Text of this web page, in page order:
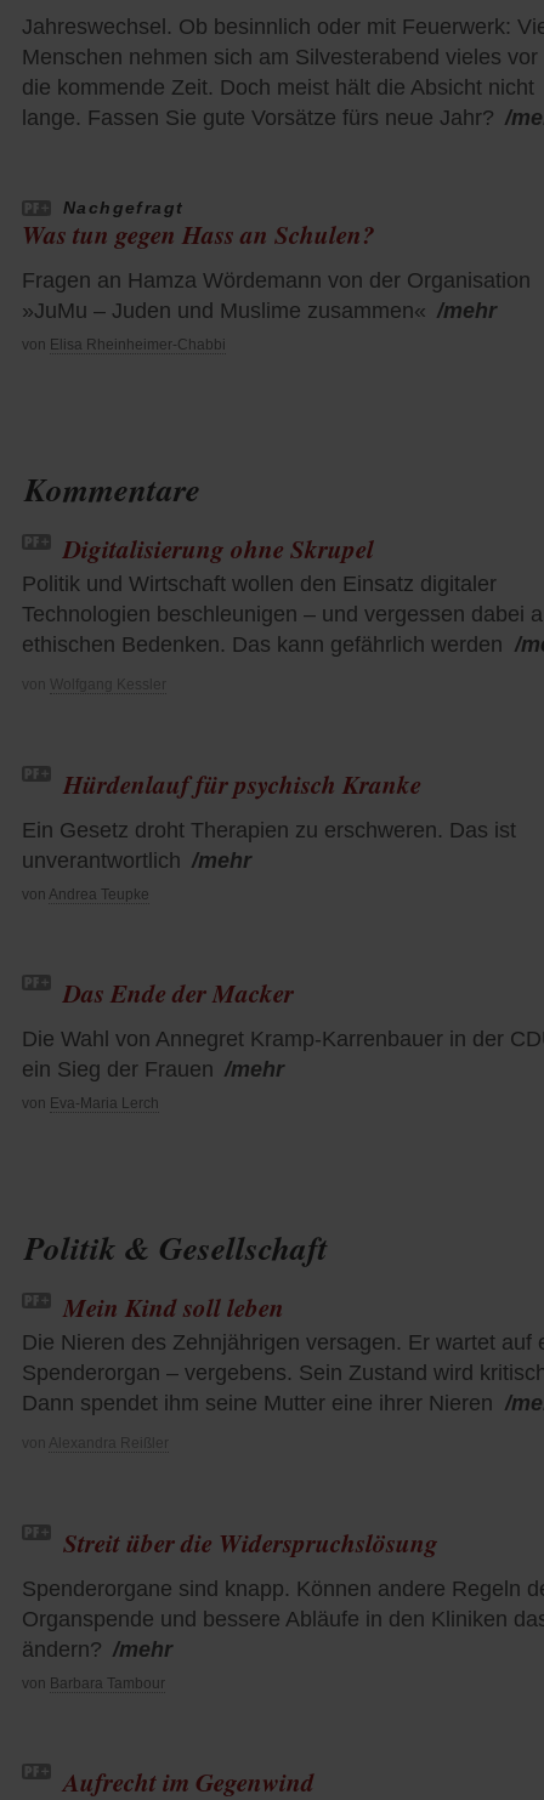
Jahreswechsel. Ob besinnlich oder mit Feuerwerk:
Menschen nehmen sich am Silvesterabend vieles vor
die kommende Zeit. Doch meist hält die Absicht nicht
lange. Fassen Sie gute Vorsätze fürs neue Jahr? /
Nachgefragt
Was tun gegen Hass an Schulen?
Fragen an Hamza Wördemann von der Organisation
»JuMu – Juden und Muslime zusammen« /mehr
von Elisa Rheinheimer-Chabbi
Kommentare
Digitalisierung ohne Skrupel
Politik und Wirtschaft wollen den Einsatz digitaler
Technologien beschleunigen – und vergessen dabei
ethischen Bedenken. Das kann gefährlich werden /
von Wolfgang Kessler
Hürdenlauf für psychisch Kranke
Ein Gesetz droht Therapien zu erschweren. Das ist
unverantwortlich /mehr
von Andrea Teupke
Das Ende der Macker
Die Wahl von Annegret Kramp-Karrenbauer in der
ein Sieg der Frauen /mehr
von Eva-Maria Lerch
Politik & Gesellschaft
Mein Kind soll leben
Die Nieren des Zehnjährigen versagen. Er wartet auf
Spenderorgan – vergebens. Sein Zustand wird
Dann spendet ihm seine Mutter eine ihrer Nieren /
von Alexandra Reißler
Streit über die Widerspruchslösung
Spenderorgane sind knapp. Können andere Regeln
Organspende und bessere Abläufe in den Kliniken
ändern? /mehr
von Barbara Tambour
Aufrecht im Gegenwind